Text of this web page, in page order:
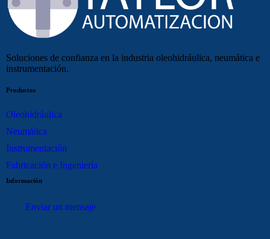
Soluciones de confianza en la industria oleohidráulica, neumática e
instrumentación.
Productos
Oleohidráulica
Neumática
Instrumentación
Fabricación e Ingeniería
Información
Enviar un mensaje